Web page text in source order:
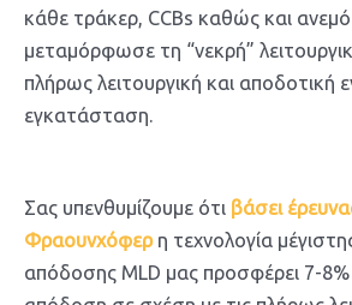
κάθε τράκερ, CCBs καθώς και
μεταμόρφωσε τη “νεκρή”
πλήρως λειτουργική και αποδοτική
εγκατάσταση.
Σας υπενθυμίζουμε ότι βάσει
Φραουνχόφερ η τεχνολογία
απόδοσης MLD μας προσφέρει 7-8%